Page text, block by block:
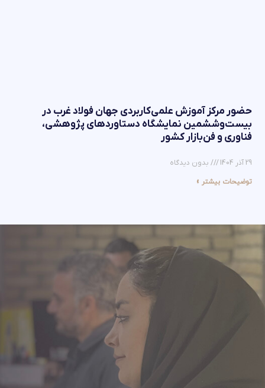
حضور مرکز آموزش علمی‌کاربردی جهان فولاد غرب در
بیست‌وششمین نمایشگاه دستاوردهای پژوهشی،
فناوری و فن‌بازار کشور
29 آذر 1404
بدون دیدگاه
توضیحات بیشتر »